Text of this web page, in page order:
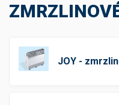
JOY -